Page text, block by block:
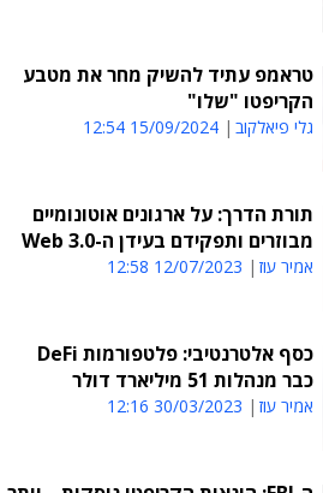
טראמפ עתיד להשיק מחר את מטבע
הקריפטו "שלו"
גלי פיאלקוב 15/09/2024 12:54
תורת הדרך: על ארגונים אוטונומיים
מבוזרים ותפקידם בעידן ה-Web 3.0
אמיר עוז 12/07/2023 12:58
כסף אלטרנטיבי: פלטפורמות DeFi
כבר מנהלות 51 מיליארד דולר
אמיר עוז 30/03/2023 12:16